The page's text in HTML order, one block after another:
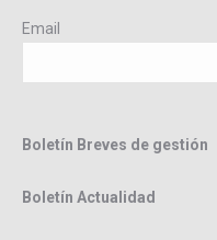
Email
Boletín Breves de gestión
Boletín Actualidad